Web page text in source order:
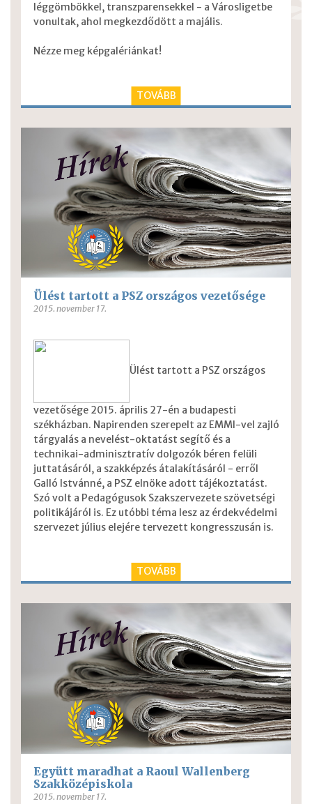
léggömbökkel, transzparensekkel - a Városligetbe
vonultak, ahol megkezdődött a majális.
Nézze meg képgalériánkat!
TOVÁBB
Ülést tartott a PSZ országos vezetősége
2015. november 17.
Ülést tartott a PSZ országos
vezetősége 2015. április 27-én a budapesti
székházban. Napirenden szerepelt az EMMI-vel zajló
tárgyalás a nevelést-oktatást segítő és a
technikai-adminisztratív dolgozók béren felüli
juttatásáról, a szakképzés átalakításáról - erről
Galló Istvánné, a PSZ elnöke adott tájékoztatást.
Szó volt a Pedagógusok Szakszervezete szövetségi
politikájáról is. Ez utóbbi téma lesz az érdekvédelmi
szervezet július elejére tervezett kongresszusán is.
TOVÁBB
Együtt maradhat a Raoul Wallenberg
Szakközépiskola
2015. november 17.